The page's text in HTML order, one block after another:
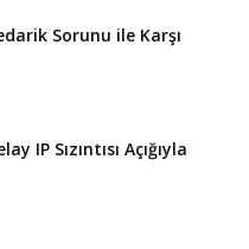
Sorunu ile Karşı
IP Sızıntısı Açığıyla